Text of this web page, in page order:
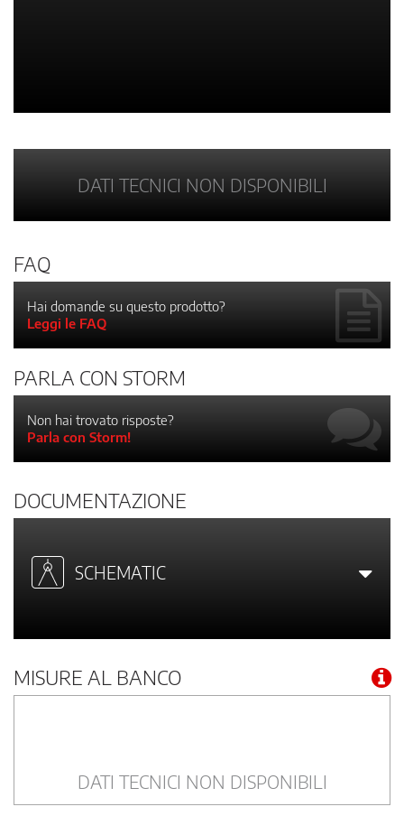
DATI TECNICI NON DISPONIBILI
FAQ
Hai domande su questo prodotto?
Leggi le FAQ
PARLA CON STORM
Non hai trovato risposte?
Parla con Storm!
DOCUMENTAZIONE
SCHEMATIC
MISURE AL BANCO
DATI TECNICI NON DISPONIBILI